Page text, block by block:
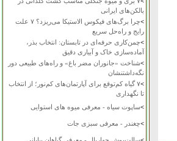
بالکن‌های ایرانی
>
چرا برگ‌های فیکوس الاستیکا می‌ریزد؟ ۷ علت
رایج و راه‌حل سریع
>چمن‌کاری حرفه‌ای در تابستان: انتخاب بذر،
آماده‌سازی خاک و آبیاری دقیق
>شناخت «جانوران مضر باغ» و راه‌های طبیعی دور
نگه‌داشتنشان
>
۷ گیاه کم‌توقع برای آپارتمان‌های کم‌نور؛ از انتخاب
تا نگهداری
>ساپوت سیاه - معرفی میوه های استوایی
>چغندر - معرفی سبزی جات